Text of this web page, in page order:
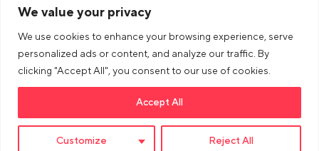
We value your privacy
We use cookies to enhance your browsing experience, serve
personalized ads or content, and analyze our traffic. By
clicking "Accept All", you consent to our use of cookies.
Customize Reject All
Accept All
Community & Dating
Chatte
Städte
Imprint
Sicherheits- & Community-
Richtlinien
>Link to tiktok profile
>Link to Instagram profile
>Link to Youtube profile
© 2026 dua AG. All right reserved.